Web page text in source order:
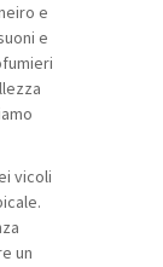
e
e
vicoli
un